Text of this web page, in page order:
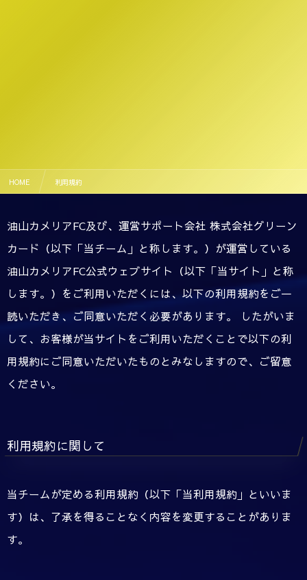
HOME 利用規約
油山カメリアFC及び、運営サポート会社 株式会社グリーン
カード（以下「当チーム」と称します。）が運営している
油山カメリアFC公式ウェブサイト（以下「当サイト」と称
します。）をご利用いただくには、以下の利用規約をご一
読いただき、ご同意いただく必要があります。 したがいま
して、お客様が当サイトをご利用いただくことで以下の利
用規約にご同意いただいたものとみなしますので、ご留意
ください。
利用規約に関して
当チームが定める利用規約（以下「当利用規約」といいま
す）は、了承を得ることなく内容を変更することがありま
す。